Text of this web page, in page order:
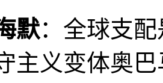
默：全球支
主义变体奥